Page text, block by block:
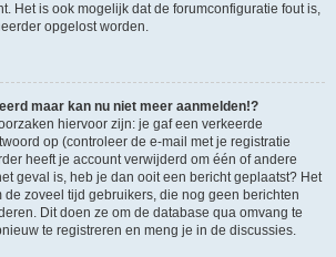
Het is ook mogelijk dat de forumconfiguratie fout is,
opgelost worden.
maar kan nu niet meer aanmelden!?
hiervoor zijn: je gaf een verkeerde
op (controleer de e-mail met je registratie
heeft je account verwijderd om één of andere
geval is, heb je dan ooit een bericht geplaatst? Het
de zoveel tijd gebruikers, die nog geen berichten
Dit doen ze om de database qua omvang te
te registreren en meng je in de discussies.